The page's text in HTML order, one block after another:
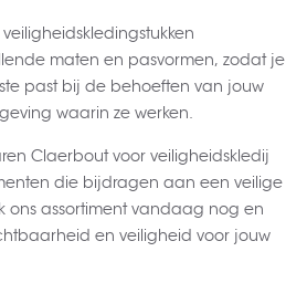
maten en pasvormen, zodat je
past bij de behoeften van jouw
waarin ze werken.
Claerbout voor veiligheidskledij
die bijdragen aan een veilige
ons assortiment vandaag nog en
en veiligheid voor jouw